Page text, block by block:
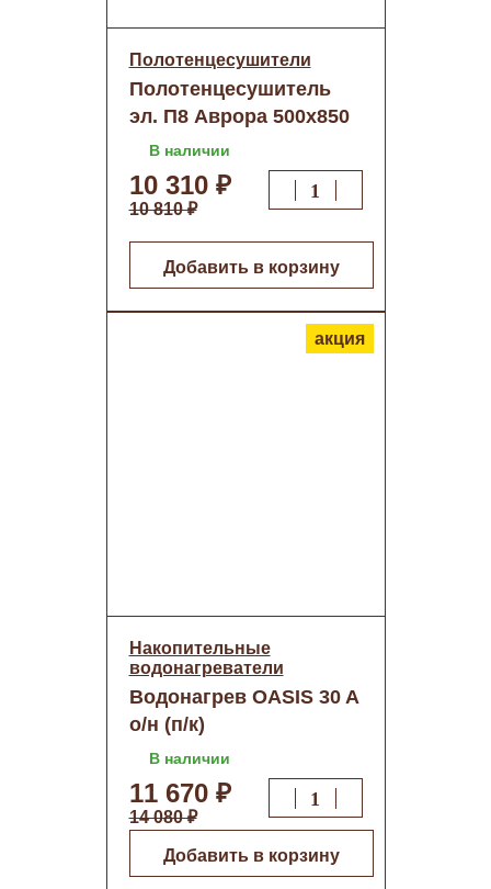
Полотенцесушители
Полотенцесушитель
эл. П8 Аврора 500х850
(quick touch)
В наличии
10 310 ₽
10 810 ₽
Добавить в корзину
акция
Накопительные
водонагреватели
Водонагрев OASIS 30 A
о/н (п/к)
В наличии
11 670 ₽
14 080 ₽
Добавить в корзину